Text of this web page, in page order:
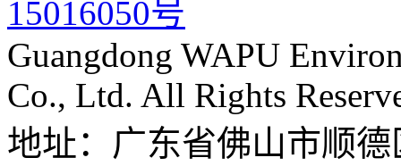
15016050号
Guangdong WAPU
Co., Ltd. All Rights
地址：广东省佛山市顺